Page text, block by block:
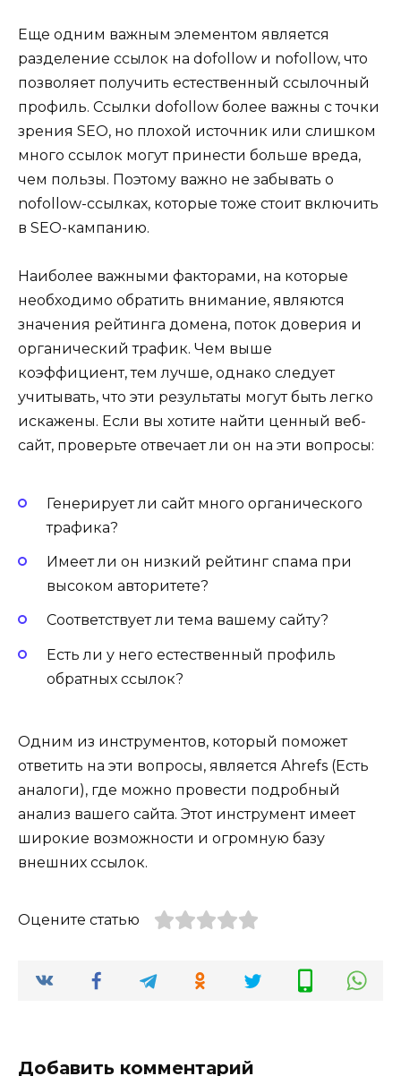
Еще одним важным элементом является
разделение ссылок на dofollow и nofollow, что
позволяет получить естественный ссылочный
профиль. Ссылки dofollow более важны с точки
зрения SEO, но плохой источник или слишком
много ссылок могут принести больше вреда,
чем пользы. Поэтому важно не забывать о
nofollow-ссылках, которые тоже стоит включить
в SEO-кампанию.
Наиболее важными факторами, на которые
необходимо обратить внимание, являются
значения рейтинга домена, поток доверия и
органический трафик. Чем выше
коэффициент, тем лучше, однако следует
учитывать, что эти результаты могут быть легко
искажены. Если вы хотите найти ценный веб-
сайт, проверьте отвечает ли он на эти вопросы:
Генерирует ли сайт много органического
трафика?
Имеет ли он низкий рейтинг спама при
высоком авторитете?
Соответствует ли тема вашему сайту?
Есть ли у него естественный профиль
обратных ссылок?
Одним из инструментов, который поможет
ответить на эти вопросы, является Ahrefs (Есть
аналоги), где можно провести подробный
анализ вашего сайта. Этот инструмент имеет
широкие возможности и огромную базу
внешних ссылок.
Оцените статью
Добавить комментарий